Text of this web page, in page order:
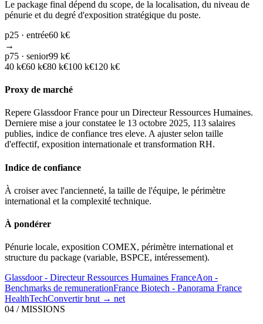
Le package final dépend du scope, de la localisation, du niveau de
pénurie et du degré d'exposition stratégique du poste.
p25 · entrée60 k€
→
p75 · senior99 k€
40 k€60 k€80 k€100 k€120 k€
Proxy de marché
Repere Glassdoor France pour un Directeur Ressources Humaines.
Derniere mise a jour constatee le 13 octobre 2025, 113 salaires
publies, indice de confiance tres eleve. A ajuster selon taille
d'effectif, exposition internationale et transformation RH.
Indice de confiance
À croiser avec l'ancienneté, la taille de l'équipe, le périmètre
international et la complexité technique.
À pondérer
Pénurie locale, exposition COMEX, périmètre international et
structure du package (variable, BSPCE, intéressement).
Glassdoor - Directeur Ressources Humaines FranceAon -
Benchmarks de remunerationFrance Biotech - Panorama France
HealthTechConvertir brut → net
04 / MISSIONS